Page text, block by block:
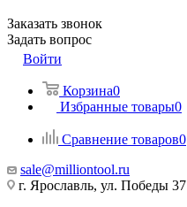
Заказать звонок
Задать вопрос
Войти
Корзина0
Избранные товары0
Сравнение товаров0
sale@milliontool.ru
г. Ярославль, ул. Победы 37